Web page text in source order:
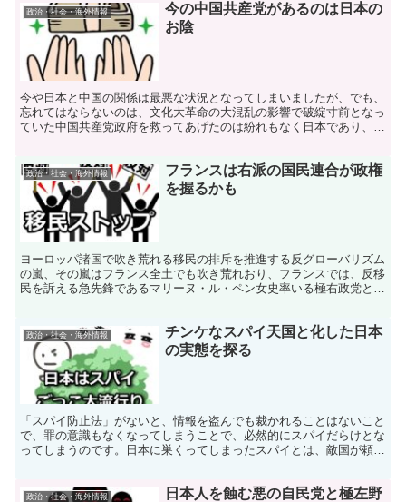
政治・社会・海外情報
今の中国共産党があるのは日本の
お陰
今や日本と中国の関係は最悪な状況となってしまいましたが、でも、
忘れてはならないのは、文化大革命の大混乱の影響で破綻寸前となっ
ていた中国共産党政府を救ってあげたのは紛れもなく日本であり、今
政治・社会・海外情報
フランスは右派の国民連合が政権
を握るかも
ヨーロッパ諸国で吹き荒れる移民の排斥を推進する反グローバリズム
の嵐、その嵐はフランス全土でも吹き荒れおり、フランスでは、反移
民を訴える急先鋒であるマリーヌ・ル・ペン女史率いる極右政党と呼
政治・社会・海外情報
チンケなスパイ天国と化した日本
の実態を探る
「スパイ防止法」がないと、情報を盗んでも裁かれることはないこと
で、罪の意識もなくなってしまうことで、必然的にスパイだらけとな
ってしまうのです。日本に巣くってしまったスパイとは、敵国が頼み
政治・社会・海外情報
日本人を蝕む悪の自民党と極左野